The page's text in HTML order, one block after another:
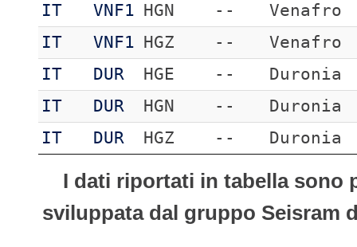
IT
VNF1 HGN --
Venafro
IT
VNF1 HGZ --
Venafro
IT
DUR HGE --
Duronia
IT
DUR HGN --
Duronia
IT
DUR HGZ -- Duronia
I dati riportati in tabella sono
sviluppata dal gruppo Seisram